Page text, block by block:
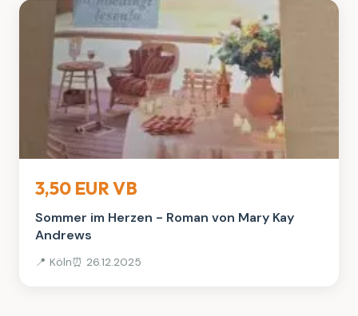
3,50 EUR VB
Sommer im Herzen - Roman von Mary Kay
Andrews
📍 Köln⏰ 26.12.2025